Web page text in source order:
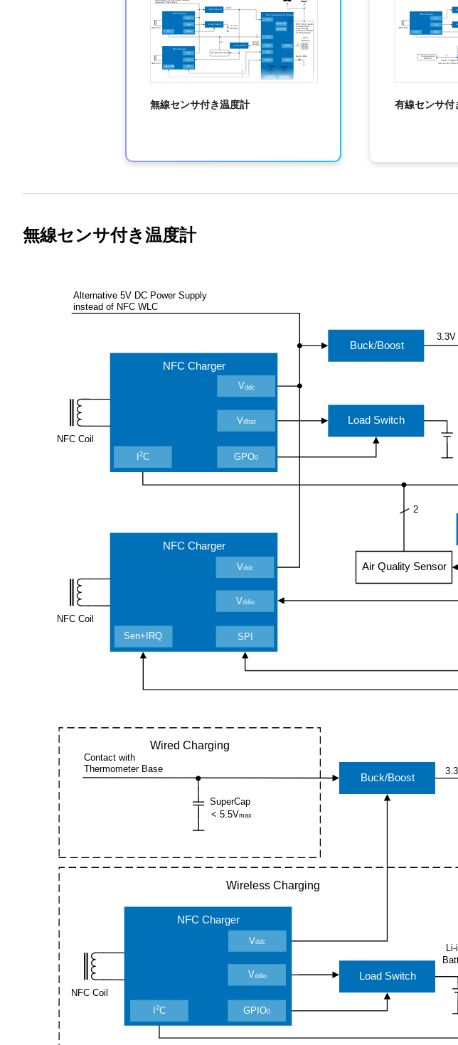
無線センサ付き温度計 有線センサ付
無線センサ付き温度計
NFC Coil
NFC Coil
NFC Charger
2C GPIO0
Vddio
Vddc
NFC Charger
2C GPO0
Vdbat
Vddc
NFC Charger
Sen+IRQ SPI
Vddio
Vddc Air Quality Sensor
Alternative 5V DC Power Supply
instead of NFC WLC
NFC Coil
2
3.3V
Contact with
Thermometer Base
SuperCap
< 5.5Vmax
Wired Charging
Wireless Charging
Buck/Boost
Load Switch
Buck/Boost
Load Switch
Block